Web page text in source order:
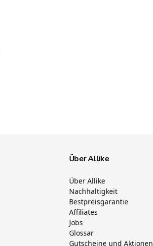
Über Allike
Über Allike
Nachhaltigkeit
Bestpreisgarantie
Affiliates
Jobs
Glossar
Gutscheine und Aktionen